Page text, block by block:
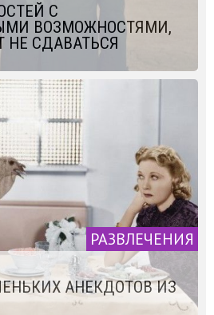
С
ВОЗМОЖНОСТЯМИ,
НЕ СДАВАТЬСЯ
РАЗВЛЕЧЕНИЯ
АНЕКДОТОВ ИЗ